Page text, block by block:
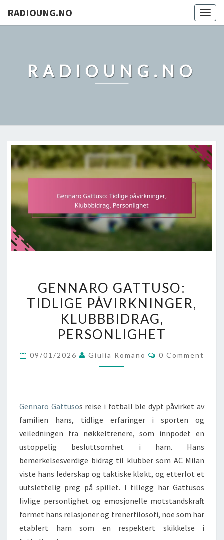
RADIOUNG.NO
RADIOUNG.NO
GATTUSO:
TIDLIGE
PÅVIRKNINGER,
KLUBBBIDRAG,
GENNARO GATTUSO:
TIDLIGE PÅVIRKNINGER,
KLUBBBIDRAG,
PERSONLIGHET
09/01/2026 Giulia Romano Comments
0 Comment
Gennaro Gattusos reise i fotball ble dypt påvirket av
familien hans, tidlige erfaringer i sporten og
veiledningen fra nøkkeltrenere, som innpodet en
ustoppelig besluttsomhet i ham. Hans
bemerkelsesverdige bidrag til klubber som AC Milan
viste hans lederskap og taktiske kløkt, og etterlot et
uutslettelig preg på spillet. I tillegg har Gattusos
livlige personlighet og emosjonelle motstandskraft
formet hans relasjoner og trenerfilosofi, noe som har
etablert ham som en respektert skikkelse i